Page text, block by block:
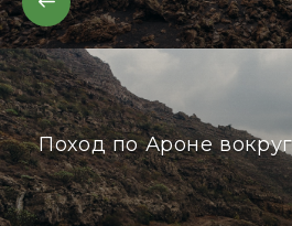
Поход по Ароне